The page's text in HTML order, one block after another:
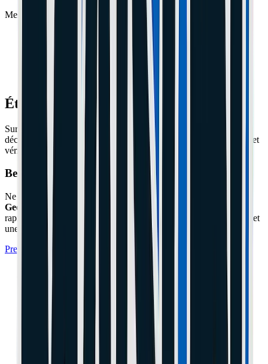
Mesurez la tension sur la prise de la batterie.
Batterie coupée par le BMS ou fusible interne HS.
Tension normale (ex: 36V-42V) :
problème vient donc du
Contrôleur
Étape 3 : Le Câble Dashboard
Sur les Xiaomi/Ninebot, le câble qui monte dans la potence se
déconnecte parfois avec les vibrations. Dévissez le guidon (4 vis) et
vérifiez que la petite prise noire est bien clipsée.
Besoin d'un expert à Cannes ou Le Cannet ?
Ne prenez pas de risques avec votre matériel. L'atelier
Geek
situé à Cannes (06) prend en charge cette réparation
rapidement avec un diagnostic professionnel, des pièces certifiées et
une garantie de 1 an.
Prendre Rendez-vous à l'Atelier